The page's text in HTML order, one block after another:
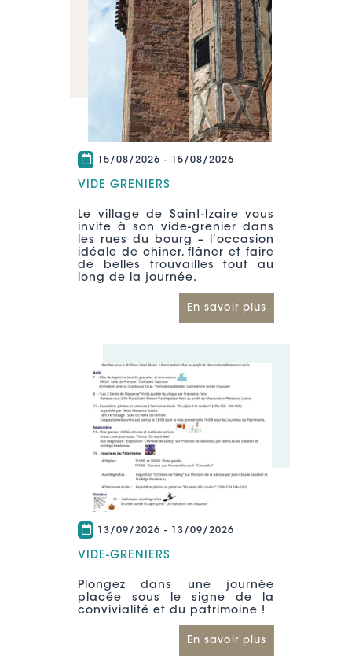
15/08/2026 - 15/08/2026
VIDE GRENIERS
Le village de Saint-Izaire vous
invite à son vide-grenier dans
les rues du bourg – l’occasion
idéale de chiner, flâner et faire
de belles trouvailles tout au
long de la journée.
En savoir plus
13/09/2026 - 13/09/2026
VIDE-GRENIERS
Plongez dans une journée
placée sous le signe de la
convivialité et du patrimoine !
En savoir plus